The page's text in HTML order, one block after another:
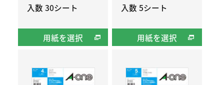
入数 30シート
用紙を選択
入数 5シート
用紙を選択